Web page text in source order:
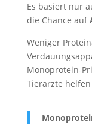
Es basiert nur
die Chance auf
Weniger
Monoprotein-
Tierärzte